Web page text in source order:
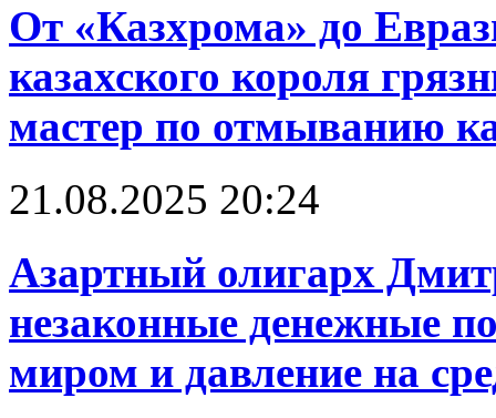
От «Казхрома» до
казахского короля
мастер по отмыванию
21.08.2025 20:24
Азартный олигарх
незаконные денежные
миром и давление на